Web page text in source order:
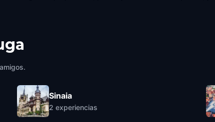
Sinaia
2 experiencias